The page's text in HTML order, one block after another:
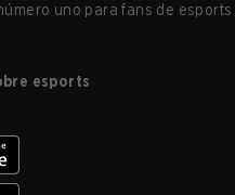
uno para fans de esports
esports